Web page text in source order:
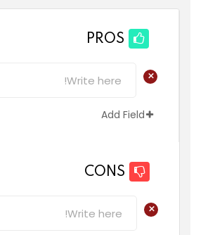
PROS
+
Add Field
CONS
+